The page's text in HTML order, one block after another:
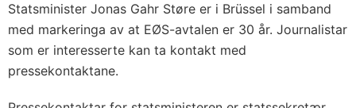
Statsminister Jonas Gahr Støre er i Brüssel i samband
med markeringa av at EØS-avtalen er 30 år. Journalistar
som er interesserte kan ta kontakt med
pressekontaktane.